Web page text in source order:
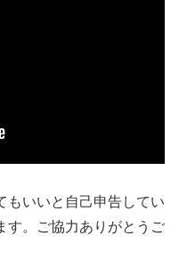
もいいと自己申告してい
す。ご協力ありがとうご